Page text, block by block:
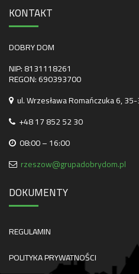
KONTAKT
DOBRY DOM
NIP: 8131118261
REGON: 690393700
ul. Wrzesława Romańczuka 6,
+48 17 852 52 30
08:00 – 16:00
rzeszow@grupadobrydom.pl
DOKUMENTY
REGULAMIN
POLITYKA PRYWATNOŚCI